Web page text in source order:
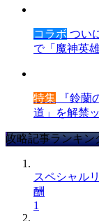
コラボ つい
で「魔神英
特集 『鈴蘭
道」を解禁
攻略記事ランキン
スペシャル
酬
1